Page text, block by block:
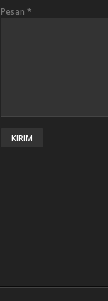
Pesan *